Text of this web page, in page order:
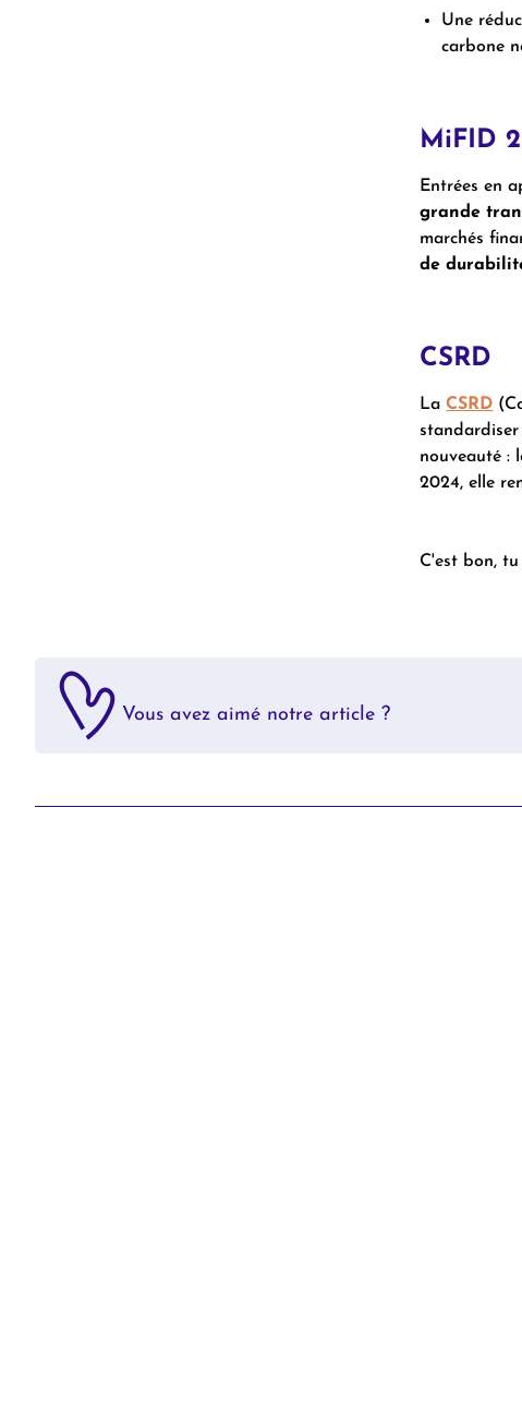
Une
carbone
MiFID 2
Entrées en
grande
marchés
de
CSRD
LaCSRD
standardiser
nouveauté :
2024, elle
C'est bon,
Vous avez aimé notre article ?